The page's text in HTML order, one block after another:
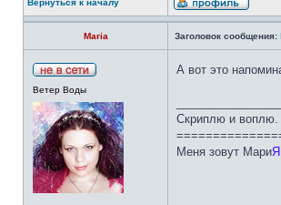
Вернуться к началу
Maria Заголовок сообщения:
Ветер Воды
А вот это
Скриплю и воплю.
Меня зовут МариЯ